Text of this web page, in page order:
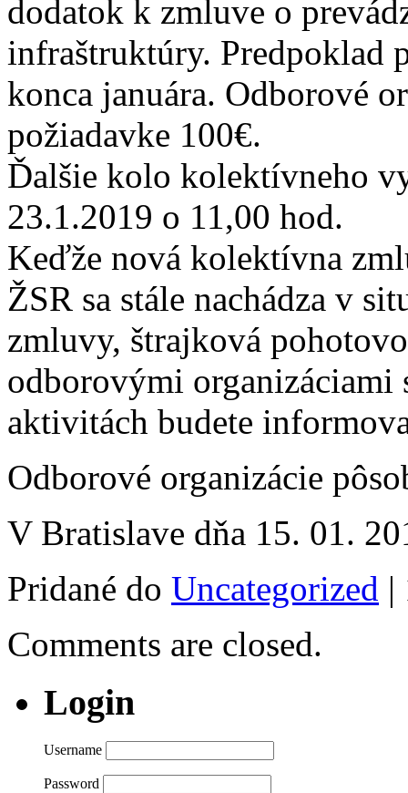
dodatok k zmluve o
infraštruktúry. Predpoklad
konca januára. Odborové
požiadavke 100€.
Ďalšie kolo kolektívneho
23.1.2019 o 11,00 hod.
Keďže nová kolektívna
ŽSR sa stále nachádza v
zmluvy, štrajková
odborovými organizáciami
aktivitách budete
Odborové organizácie
V Bratislave dňa 15. 01.
Pridané do Uncategorized |
Comments are closed.
Login
Username
Password